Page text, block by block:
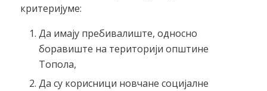
критеријуме:
Да имају пребивалиште, односно
боравиште на територији општине
Топола,
Да су корисници новчане социјалне